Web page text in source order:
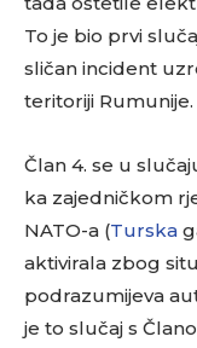
To je bio prvi
sličan incident
teritoriji Rumunije.
Član 4. se u
ka zajedničkom
NATO-a (Turska
aktivirala zbog
podrazumijeva
je to slučaj s